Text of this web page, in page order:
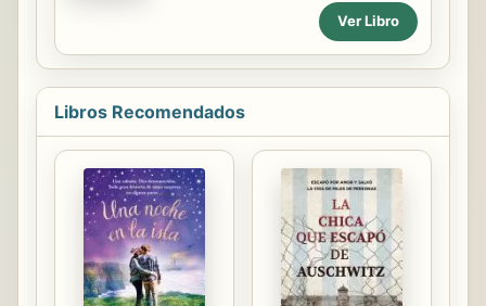
joven perverso que quiere usar a
Juliette como un arma para controlar
a la...
el pájaro Grip es tan natural como
con cualquiera de sus hermanos. Los
animales parecen ser un miembro
más de la familia. Pero ese verano,
Virginia descubre algo muy especial:
una cabaña en un árbol en la que van
apareciendo libros de forma
misteriosa. ¿Quién los deja ahí? ¿Por
qué?
Ver Libro
Libros Recomendados